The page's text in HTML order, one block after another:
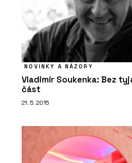
NOVINKY A NÁZORY
Vladimír Soukenka: Bez
část
21. 5. 2015